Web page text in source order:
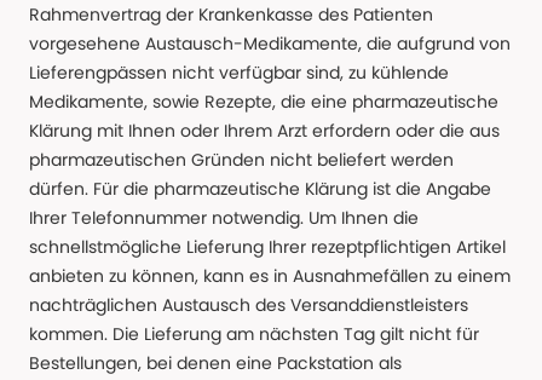
Rahmenvertrag der Krankenkasse des Patienten
vorgesehene Austausch-Medikamente, die aufgrund von
Lieferengpässen nicht verfügbar sind, zu kühlende
Medikamente, sowie Rezepte, die eine pharmazeutische
Klärung mit Ihnen oder Ihrem Arzt erfordern oder die aus
pharmazeutischen Gründen nicht beliefert werden
dürfen. Für die pharmazeutische Klärung ist die Angabe
Ihrer Telefonnummer notwendig. Um Ihnen die
schnellstmögliche Lieferung Ihrer rezeptpflichtigen Artikel
anbieten zu können, kann es in Ausnahmefällen zu einem
nachträglichen Austausch des Versanddienstleisters
kommen. Die Lieferung am nächsten Tag gilt nicht für
Bestellungen, bei denen eine Packstation als